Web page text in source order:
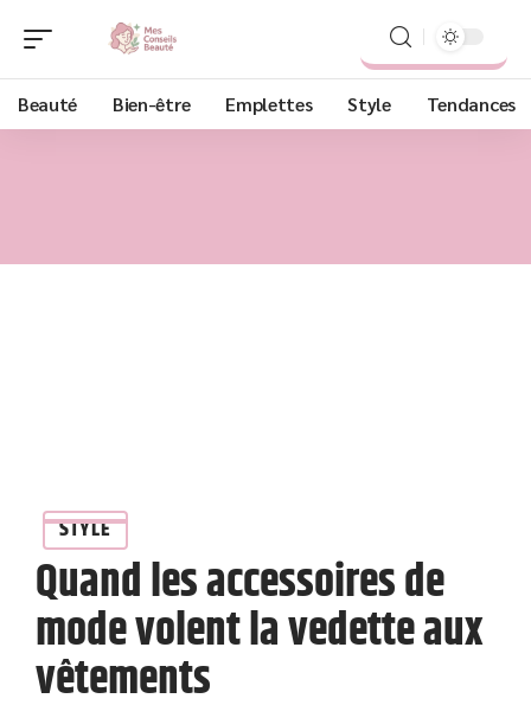
Beauté Bien-être Emplettes Style Tendances
STYLE
Quand les accessoires de
mode volent la vedette aux
vêtements